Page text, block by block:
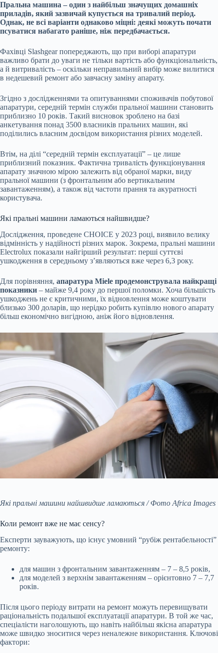
Пральна машина – один з найбільш значущих домашніх
приладів, який зазвичай купується на тривалий період.
Однак, не всі варіанти однаково міцні: деякі можуть почати
псуватися набагато раніше, ніж передбачається.
Фахівці Slashgear попереджають, що при виборі апаратури
важливо брати до уваги не тільки вартість або функціональність,
а й витривалість – оскільки неправильний вибір може вилитися
в недешевий ремонт або завчасну заміну апарату.
Згідно з дослідженнями та опитуваннями споживачів побутової
апаратури, середній термін служби пральної машини становить
приблизно 10 років. Такий висновок зроблено на базі
анкетування понад 3500 власників пральних машин, які
поділились власним досвідом використання різних моделей.
Втім, на ділі “середній термін експлуатації” – це лише
приблизний показник. Фактична тривалість функціонування
апарату значною мірою залежить від обраної марки, виду
пральної машини (з фронтальним або вертикальним
завантаженням), а також від частоти прання та акуратності
користувача.
Які пральні машини ламаються найшвидше?
Дослідження, проведене CHOICE у 2023 році, виявило велику
відмінність у надійності різних марок. Зокрема, пральні машини
Electrolux показали найгірший результат: перші суттєві
ушкодження в середньому з’являються вже через 6,3 року.
Для порівняння, апаратура Miele продемонструвала найкращі
показники – майже 9,4 року до першої поломки. Хоча більшість
ушкоджень не є критичними, їх відновлення може коштувати
близько 300 доларів, що нерідко робить купівлю нового апарату
більш економічно вигідною, аніж його відновлення.
Які пральні машини найшвидше ламаються / Фото Africa Images
Коли ремонт вже не має сенсу?
Експерти зауважують, що існує умовний “рубіж рентабельності”
ремонту:
для машин з фронтальним завантаженням – 7 – 8,5 років,
для моделей з верхнім завантаженням – орієнтовно 7 – 7,7
років.
Після цього періоду витрати на ремонт можуть перевищувати
раціональність подальшої експлуатації апаратури. В той же час,
спеціалісти наголошують, що навіть найбільш якісна апаратура
може швидко зноситися через неналежне використання. Ключові
фактори: